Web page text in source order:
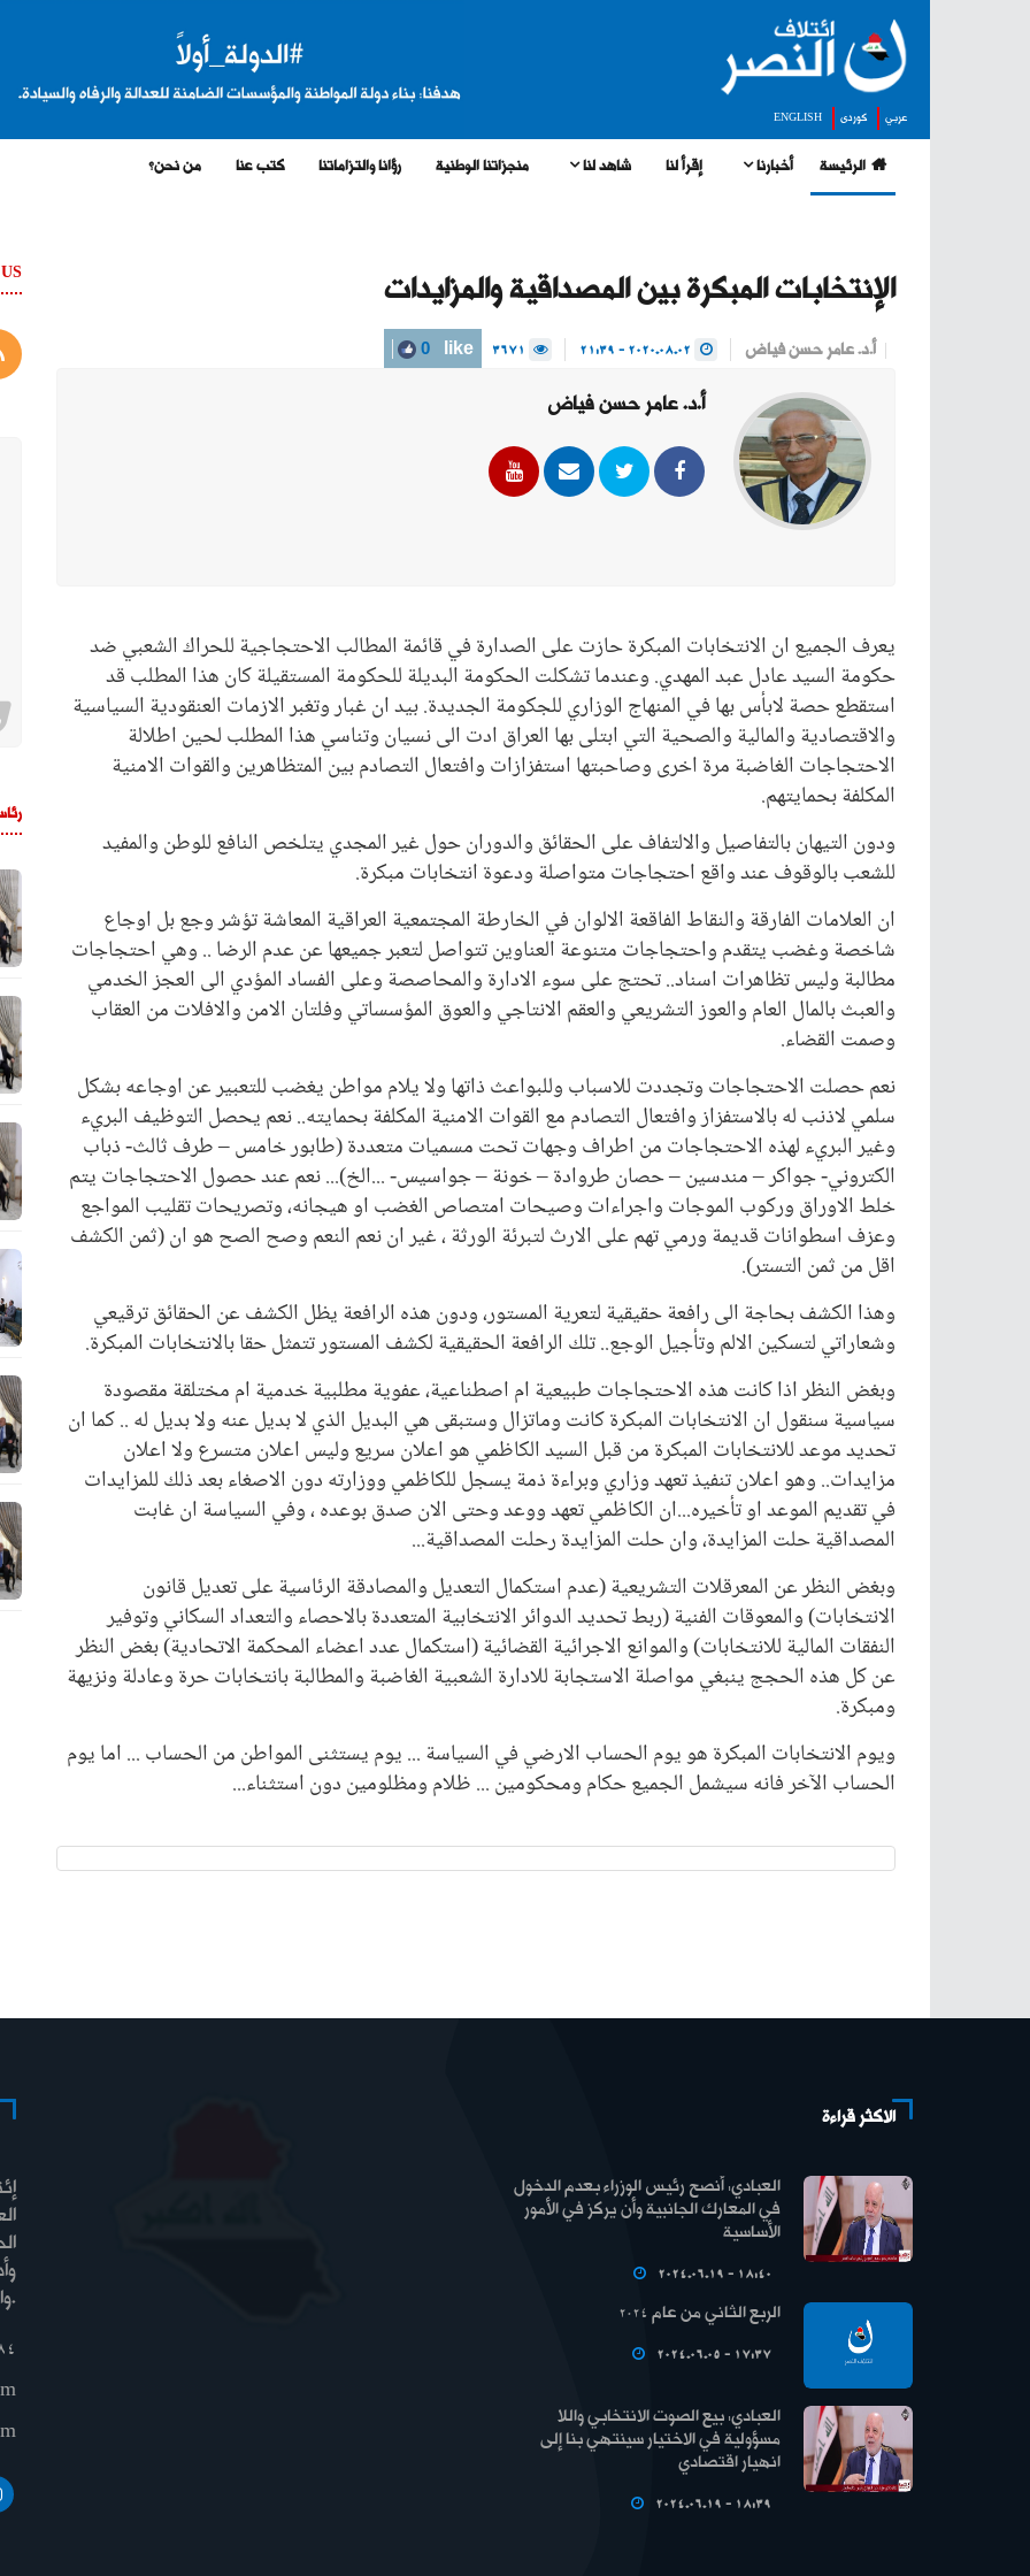
ENGLISH كوردى عربي
الرئيسة أخبارنا إقرأ لنا شاهد لنا منجزاتنا الوطنية رؤانا والتزاماتنا كتب عنا من نحن؟
الإنتخابات المبكرة بين المصداقية والمزايدات
أ.د. عامر حسن فياض like
0
أ.د. عامر حسن فياض
يعرف الجميع ان الانتخابات المبكرة حازت على الصدارة في قائمة المطالب الاحتجاجية للحراك الشعبي ضد
حكومة السيد عادل عبد المهدي. وعندما تشكلت الحكومة البديلة للحكومة المستقيلة كان هذا المطلب قد
استقطع حصة لابأس بها في المنهاج الوزاري للجكومة الجديدة. بيد ان غبار وتغبر الازمات العنقودية السياسية
والاقتصادية والمالية والصحية التي ابتلى بها العراق ادت الى نسيان وتناسي هذا المطلب لحين اطلالة
الاحتجاجات الغاضبة مرة اخرى وصاحبتها استفزازات وافتعال التصادم بين المتظاهرين والقوات الامنية
المكلفة بحمايتهم.
ودون التيهان بالتفاصيل والالتفاف على الحقائق والدوران حول غير المجدي يتلخص النافع للوطن والمفيد
للشعب بالوقوف عند واقع احتجاجات متواصلة ودعوة انتخابات مبكرة.
ان العلامات الفارقة والنقاط الفاقعة الالوان في الخارطة المجتمعية العراقية المعاشة تؤشر وجع بل اوجاع
شاخصة وغضب يتقدم واحتجاجات متنوعة العناوين تتواصل لتعبر جميعها عن عدم الرضا .. وهي احتجاجات
مطالبة وليس تظاهرات اسناد.. تحتج على سوء الادارة والمحاصصة وعلى الفساد المؤدي الى العجز الخدمي
والعبث بالمال العام والعوز التشريعي والعقم الانتاجي والعوق المؤسساتي وفلتان الامن والافلات من العقاب
وصمت القضاء.
نعم حصلت الاحتجاجات وتجددت للاسباب وللبواعث ذاتها ولا يلام مواطن يغضب للتعبير عن اوجاعه بشكل
سلمي لاذنب له بالاستفزاز وافتعال التصادم مع القوات الامنية المكلفة بحمايته.. نعم يحصل التوظيف البريء
وغير البريء لهذه الاحتجاجات من اطراف وجهات تحت مسميات متعددة (طابور خامس – طرف ثالث- ذباب
الكتروني- جواكر – مندسين – حصان طروادة – خونة – جواسيس- ...الخ)... نعم عند حصول الاحتجاجات يتم
خلط الاوراق وركوب الموجات واجراءات وصيحات امتصاص الغضب او هيجانه، وتصريحات تقليب المواجع
وعزف اسطوانات قديمة ورمي تهم على الارث لتبرئة الورثة ، غير ان نعم النعم وصح الصح هو ان (ثمن الكشف
اقل من ثمن التستر).
وهذا الكشف بحاجة الى رافعة حقيقية لتعرية المستور، ودون هذه الرافعة يظل الكشف عن الحقائق ترقيعي
وشعاراتي لتسكين الالم وتأجيل الوجع.. تلك الرافعة الحقيقية لكشف المستور تتمثل حقا بالانتخابات المبكرة.
وبغض النظر اذا كانت هذه الاحتجاجات طبيعية ام اصطناعية، عفوية مطلبية خدمية ام مختلقة مقصودة
سياسية سنقول ان الانتخابات المبكرة كانت وماتزال وستبقى هي البديل الذي لا بديل عنه ولا بديل له .. كما ان
تحديد موعد للانتخابات المبكرة من قبل السيد الكاظمي هو اعلان سريع وليس اعلان متسرع ولا اعلان
مزايدات.. وهو اعلان تنفيذ تعهد وزاري وبراءة ذمة يسجل للكاظمي ووزارته دون الاصغاء بعد ذلك للمزايدات
في تقديم الموعد او تأخيره...ان الكاظمي تعهد ووعد وحتى الان صدق بوعده ، وفي السياسة ان غابت
المصداقية حلت المزايدة، وان حلت المزايدة رحلت المصداقية...
وبغض النظر عن المعرقلات التشريعية (عدم استكمال التعديل والمصادقة الرئاسية على تعديل قانون
الانتخابات) والمعوقات الفنية (ربط تحديد الدوائر الانتخابية المتعددة بالاحصاء والتعداد السكاني وتوفير
النفقات المالية للانتخابات) والموانع الاجرائية القضائية (استكمال عدد اعضاء المحكمة الاتحادية) بغض النظر
عن كل هذه الحجج ينبغي مواصلة الاستجابة للادارة الشعبية الغاضبة والمطالبة بانتخابات حرة وعادلة ونزيهة
ومبكرة.
ويوم الانتخابات المبكرة هو يوم الحساب الارضي في السياسة ... يوم يستثنى المواطن من الحساب ... اما يوم
الحساب الآخر فانه سيشمل الجميع حكام ومحكومين ... ظلام ومظلومين دون استثناء...
والسيادة والرفاه.
الاكثر قراءة
العبادي: أنصح رئيس الوزراء بعدم الدخول
في المعارك الجانبية وأن يركز في الأمور
الأساسية
2024.06.19 - 18:40
الربع الثاني من عام 2024
2024.06.05 - 17:37
العبادي: بيع الصوت الانتخابي واللا
مسؤولية في الاختيار سينتهي بنا إلى
انهيار اقتصادي
2024.06.19 - 18:39